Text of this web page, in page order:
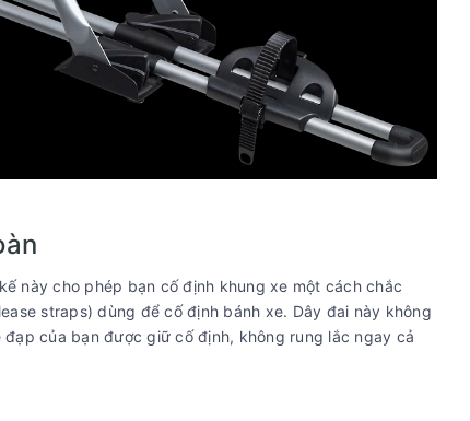
này cho phép bạn cố định khung xe một cách chắc
straps) dùng để cố định bánh xe. Dây đai này không
của bạn được giữ cố định, không rung lắc ngay cả